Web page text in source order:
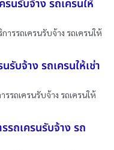
นรับจ้าง รถเครนให้
ารรถเครนรับจ้าง รถเครนให้
รับจ้าง รถเครนให้เช่า
รรถเครนรับจ้าง รถเครนให้
รถเครนรับจ้าง รถ